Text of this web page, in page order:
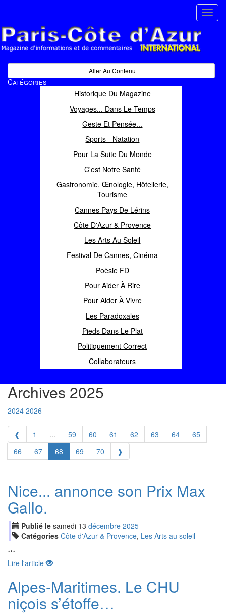
Magazine d'informations et de commentaires
Aller Au Contenu
Catégories
Historique Du Magazine
Voyages... Dans Le Temps
Geste Et Pensée...
Sports - Natation
Pour La Suite Du Monde
C'est Notre Santé
Gastronomie, Œnologie, Hôtellerie,
Tourisme
Cannes Pays De Lérins
Côte D'Azur & Provence
Les Arts Au Soleil
Festival De Cannes, Cinéma
Poèsie FD
Pour Aider À Rire
Pour Aider À Vivre
Les Paradoxales
Pieds Dans Le Plat
Politiquement Correct
Collaborateurs
Archives 2025
2024 2026
❰ 1 ... 59 60 61 62 63 64
65
66
67 68 69 70 ❱
Nice... annonce son Prix Max
Gallo.
Publié le samedi 13 décembre 2025
Catégories Côte d'Azur & Provence, Les Arts au soleil
***
Lire l'article
Alpes-Maritimes. Le CHU
niçois s’étoffe…